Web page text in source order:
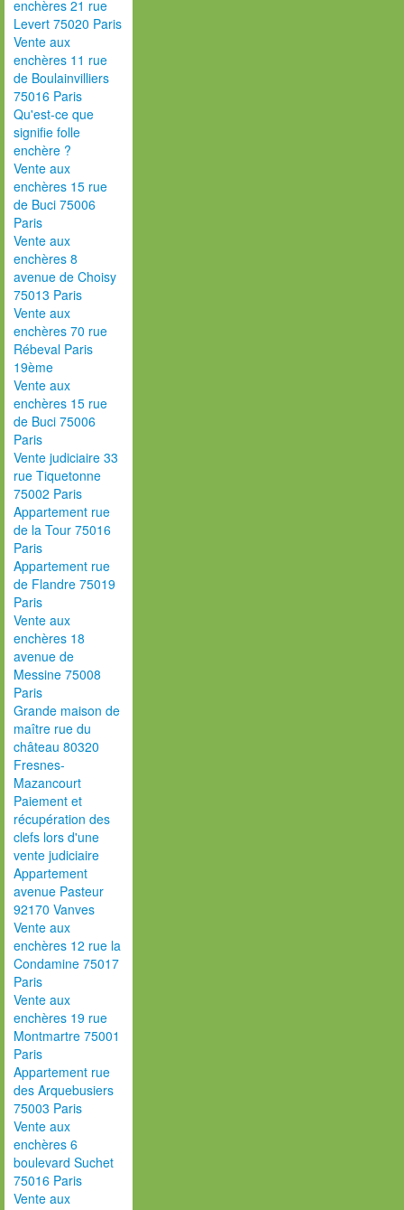
enchères 21 rue
Levert 75020 Paris
Vente aux
enchères 11 rue
de Boulainvilliers
75016 Paris
Qu'est-ce que
signifie folle
enchère ?
Vente aux
enchères 15 rue
de Buci 75006
Paris
Vente aux
enchères 8
avenue de Choisy
75013 Paris
Vente aux
enchères 70 rue
Rébeval Paris
19ème
Vente aux
enchères 15 rue
de Buci 75006
Paris
Vente judiciaire 33
rue Tiquetonne
75002 Paris
Appartement rue
de la Tour 75016
Paris
Appartement rue
de Flandre 75019
Paris
Vente aux
enchères 18
avenue de
Messine 75008
Paris
Grande maison de
maître rue du
château 80320
Fresnes-
Mazancourt
Paiement et
récupération des
clefs lors d'une
vente judiciaire
Appartement
avenue Pasteur
92170 Vanves
Vente aux
enchères 12 rue la
Condamine 75017
Paris
Vente aux
enchères 19 rue
Montmartre 75001
Paris
Appartement rue
des Arquebusiers
75003 Paris
Vente aux
enchères 6
boulevard Suchet
75016 Paris
Vente aux